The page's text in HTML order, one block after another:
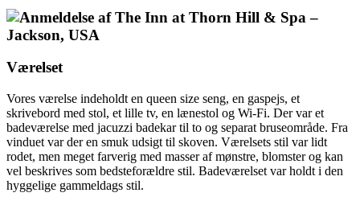
Værelset
Vores værelse indeholdt en queen size seng, en gaspejs, et
skrivebord med stol, et lille tv, en lænestol og Wi-Fi. Der var et
badeværelse med jacuzzi badekar til to og separat bruseområde. Fra
vinduet var der en smuk udsigt til skoven. Værelsets stil var lidt
rodet, men meget farverig med masser af mønstre, blomster og kan
vel beskrives som bedsteforældre stil. Badeværelset var holdt i den
hyggelige gammeldags stil.